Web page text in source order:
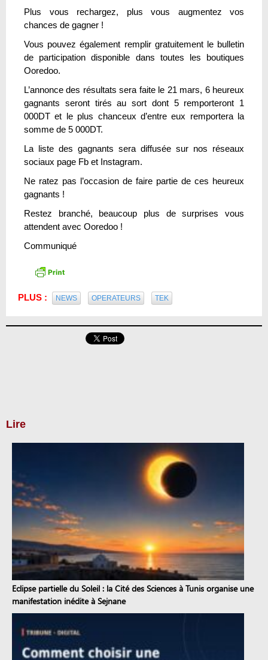
Plus vous rechargez, plus vous augmentez vos
chances de gagner !
Vous pouvez également remplir gratuitement le bulletin
de participation disponible dans toutes les boutiques
Ooredoo.
L’annonce des résultats sera faite le 21 mars, 6 heureux
gagnants seront tirés au sort dont 5 remporteront 1
000DT et le plus chanceux d’entre eux remportera la
somme de 5 000DT.
La liste des gagnants sera diffusée sur nos réseaux
sociaux page Fb et Instagram.
Ne ratez pas l’occasion de faire partie de ces heureux
gagnants !
Restez branché, beaucoup plus de surprises vous
attendent avec Ooredoo !
Communiqué
PLUS : NEWS OPERATEURS TEK
Lire
Eclipse partielle du Soleil : la Cité des Sciences à Tunis organise une
manifestation inédite à Sejnane